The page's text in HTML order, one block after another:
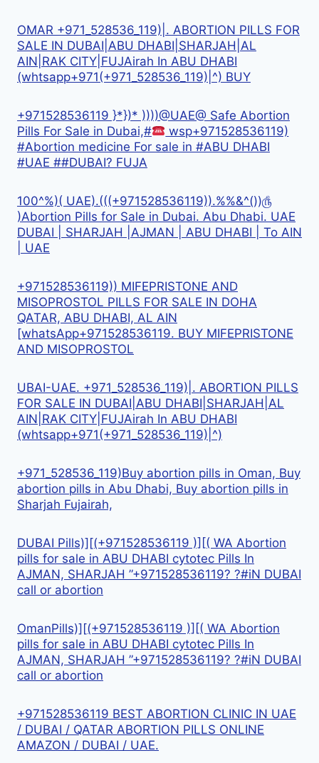
OMAR +971_528536_119)|. ABORTION PILLS FOR
SALE IN DUBAI|ABU DHABI|SHARJAH|AL
AIN|RAK CITY|FUJAirah In ABU DHABI
(whtsapp+971(+971_528536_119)|^) BUY
+971528536119 }*})* ))))@UAE@ Safe Abortion
Pills For Sale in Dubai,#
wsp+971528536119)
#Abortion medicine For sale in #ABU DHABI
#UAE ##DUBAI? FUJA
100^%)( UAE).(((+971528536119)).%%&^())௹
)Abortion Pills for Sale in Dubai. Abu Dhabi. UAE
DUBAI | SHARJAH |AJMAN | ABU DHABI | To AIN
| UAE
+971528536119)) MIFEPRISTONE AND
MISOPROSTOL PILLS FOR SALE IN DOHA
QATAR, ABU DHABI, AL AIN
[whatsApp+971528536119. BUY MIFEPRISTONE
AND MISOPROSTOL
UBAI-UAE. +971_528536_119)|. ABORTION PILLS
FOR SALE IN DUBAI|ABU DHABI|SHARJAH|AL
AIN|RAK CITY|FUJAirah In ABU DHABI
(whtsapp+971(+971_528536_119)|^)
+971_528536_119)Buy abortion pills in Oman, Buy
abortion pills in Abu Dhabi, Buy abortion pills in
Sharjah Fujairah,
DUBAI Pills)][(+971528536119 )][( WA Abortion
pills for sale in ABU DHABI cytotec Pills In
AJMAN, SHARJAH ”+971528536119? ?#iN DUBAI
call or abortion
OmanPills)][(+971528536119 )][( WA Abortion
pills for sale in ABU DHABI cytotec Pills In
AJMAN, SHARJAH ”+971528536119? ?#iN DUBAI
call or abortion
+971528536119 BEST ABORTION CLINIC IN UAE
/ DUBAI / QATAR ABORTION PILLS ONLINE
AMAZON / DUBAI / UAE.